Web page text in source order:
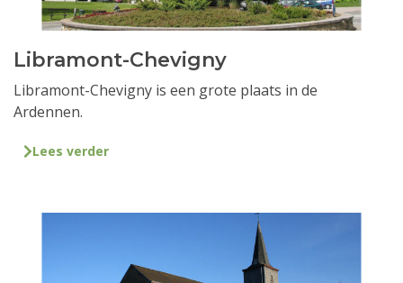
Libramont-Chevigny
Libramont-Chevigny is een grote plaats in de
Ardennen.
Lees verder